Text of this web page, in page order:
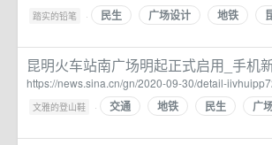
踏实的铅笔 · 民生 广场设计 地铁
昆明火车站南广场明起正式启用_手机
https://news.sina.cn/gn/2020-09-30/detail-
文雅的登山鞋 · 交通 地铁 民生 广